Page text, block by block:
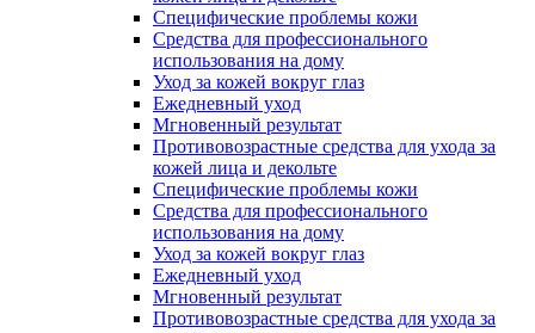
Специфические проблемы кожи
Средства для профессионального
использования на дому
Уход за кожей вокруг глаз
Ежедневный уход
Мгновенный результат
Противовозрастные средства для ухода за
кожей лица и декольте
Специфические проблемы кожи
Средства для профессионального
использования на дому
Уход за кожей вокруг глаз
Ежедневный уход
Мгновенный результат
Противовозрастные средства для ухода за